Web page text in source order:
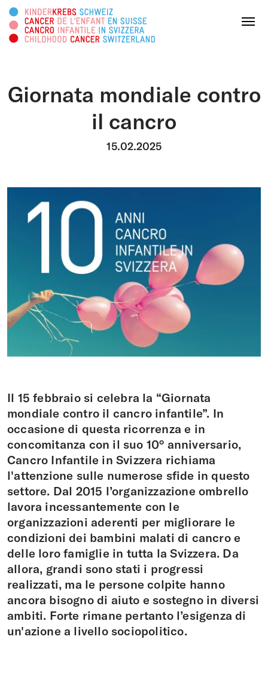
Menu
Survivorship
Piattaforma informativa
Fare una donazione
DONATE ORA
IT DE FR EN
Cercare in questa pagina
Giornata mondiale contro
il cancro
15.02.2025
Il 15 febbraio si celebra la “Giornata
mondiale contro il cancro infantile”. In
occasione di questa ricorrenza e in
concomitanza con il suo 10° anniversario,
Cancro Infantile in Svizzera richiama
l'attenzione sulle numerose sfide in questo
settore. Dal 2015 l’organizzazione ombrello
lavora incessantemente con le
organizzazioni aderenti per migliorare le
condizioni dei bambini malati di cancro e
delle loro famiglie in tutta la Svizzera. Da
allora, grandi sono stati i progressi
realizzati, ma le persone colpite hanno
ancora bisogno di aiuto e sostegno in diversi
ambiti. Forte rimane pertanto l’esigenza di
un'azione a livello sociopolitico.